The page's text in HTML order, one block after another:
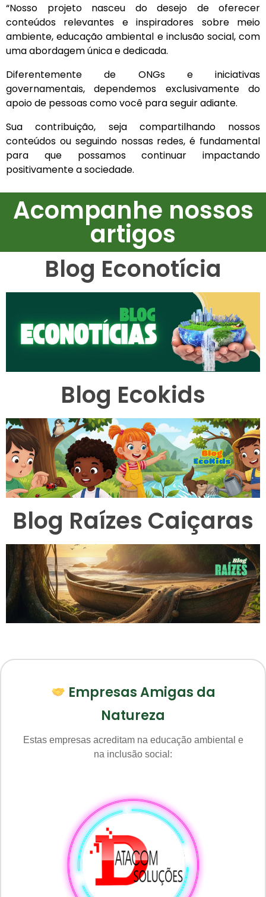
“Nosso projeto nasceu do desejo de oferecer
conteúdos relevantes e inspiradores sobre meio
ambiente, educação ambiental e inclusão social, com
uma abordagem única e dedicada.
Diferentemente de ONGs e iniciativas
governamentais, dependemos exclusivamente do
apoio de pessoas como você para seguir adiante.
Sua contribuição, seja compartilhando nossos
conteúdos ou seguindo nossas redes, é fundamental
para que possamos continuar impactando
positivamente a sociedade.
Acompanhe nossos
artigos
Blog Econotícia
Blog Ecokids
Blog Raízes Caiçaras
Empresas Amigas da
Natureza
Estas empresas acreditam na educação ambiental e
na inclusão social: